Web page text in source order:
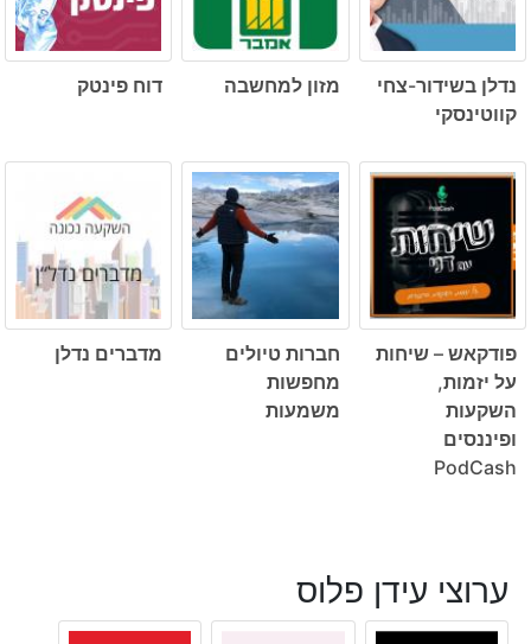
נדלן בשידור-צחי
קווטינסקי
מזון למחשבה דוח פינטק
פודקאש – שיחות
על יזמות,
השקעות
ופיננסים
PodCash
חברות טיולים
מחפשות
משמעות
מדברים נדלן
ערוצי עידן פלוס